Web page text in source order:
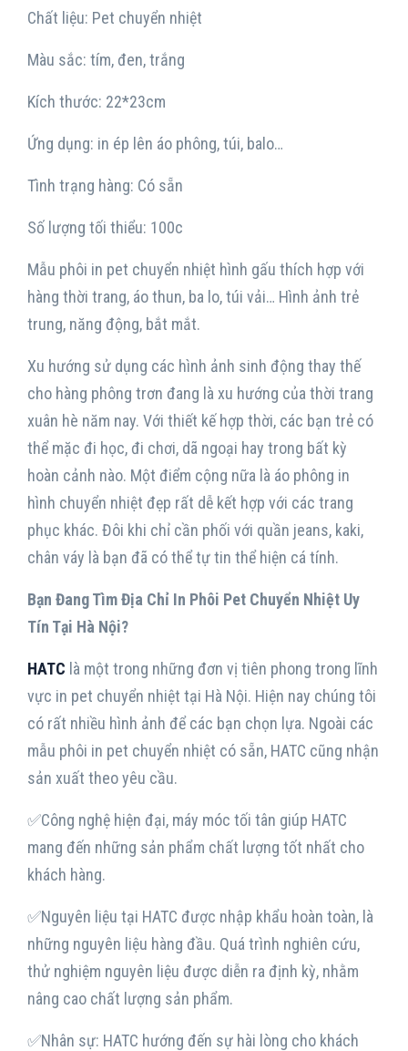
Chất liệu: Pet chuyển nhiệt
Màu sắc: tím, đen, trắng
Kích thước: 22*23cm
Ứng dụng: in ép lên áo phông, túi, balo…
Tình trạng hàng: Có sẵn
Số lượng tối thiểu: 100c
Mẫu phôi in pet chuyển nhiệt hình gấu thích hợp với
hàng thời trang, áo thun, ba lo, túi vải… Hình ảnh trẻ
trung, năng động, bắt mắt.
Xu hướng sử dụng các hình ảnh sinh động thay thế
cho hàng phông trơn đang là xu hướng của thời trang
xuân hè năm nay. Với thiết kế hợp thời, các bạn trẻ có
thể mặc đi học, đi chơi, dã ngoại hay trong bất kỳ
hoàn cảnh nào. Một điểm cộng nữa là áo phông in
hình chuyển nhiệt đẹp rất dễ kết hợp với các trang
phục khác. Đôi khi chỉ cần phối với quần jeans, kaki,
chân váy là bạn đã có thể tự tin thể hiện cá tính.
Bạn Đang Tìm Địa Chỉ In Phôi Pet Chuyển Nhiệt Uy
Tín Tại Hà Nội?
HATC là một trong những đơn vị tiên phong trong lĩnh
vực in pet chuyển nhiệt tại Hà Nội. Hiện nay chúng tôi
có rất nhiều hình ảnh để các bạn chọn lựa. Ngoài các
mẫu phôi in pet chuyển nhiệt có sẵn, HATC cũng nhận
sản xuất theo yêu cầu.
✅Công nghệ hiện đại, máy móc tối tân giúp HATC
mang đến những sản phẩm chất lượng tốt nhất cho
khách hàng.
✅Nguyên liệu tại HATC được nhập khẩu hoàn toàn, là
những nguyên liệu hàng đầu. Quá trình nghiên cứu,
thử nghiệm nguyên liệu được diễn ra định kỳ, nhằm
nâng cao chất lượng sản phẩm.
✅Nhân sự: HATC hướng đến sự hài lòng cho khách